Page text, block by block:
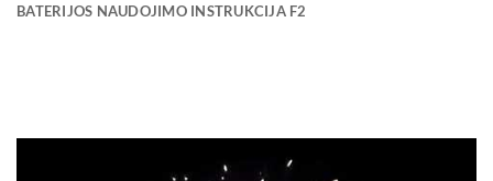
BATERIJOS NAUDOJIMO INSTRUKCIJA F2